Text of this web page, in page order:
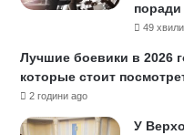
поради
49
Лучшие боевики в 2026
которые стоит
2 години ago
У